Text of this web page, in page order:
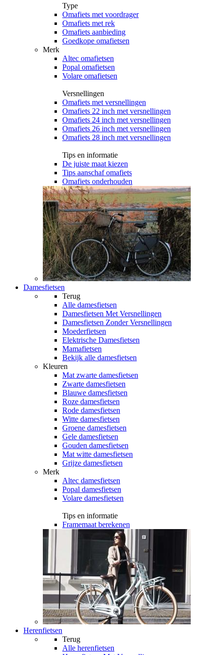
Type
Omafiets met voordrager
Omafiets met rek
Omafiets aanbieding
Goedkope omafietsen
Merk
Altec omafietsen
Popal omafietsen
Volare omafietsen
Versnellingen
Omafiets met versnellingen
Omafiets 22 inch met versnellingen
Omafiets 24 inch met versnellingen
Omafiets 26 inch met versnellingen
Omafiets 28 inch met versnellingen
Tips en informatie
De juiste maat kiezen
Tips aanschaf omafiets
Omafiets onderhouden
Damesfietsen
Terug
Alle damesfietsen
Damesfietsen Met Versnellingen
Damesfietsen Zonder Versnellingen
Moederfietsen
Elektrische Damesfietsen
Mamafietsen
Bekijk alle damesfietsen
Kleuren
Mat zwarte damesfietsen
Zwarte damesfietsen
Blauwe damesfietsen
Roze damesfietsen
Rode damesfietsen
Witte damesfietsen
Groene damesfietsen
Gele damesfietsen
Gouden damesfietsen
Mat witte damesfietsen
Grijze damesfietsen
Merk
Altec damesfietsen
Popal damesfietsen
Volare damesfietsen
Tips en informatie
Framemaat berekenen
Herenfietsen
Terug
Alle herenfietsen